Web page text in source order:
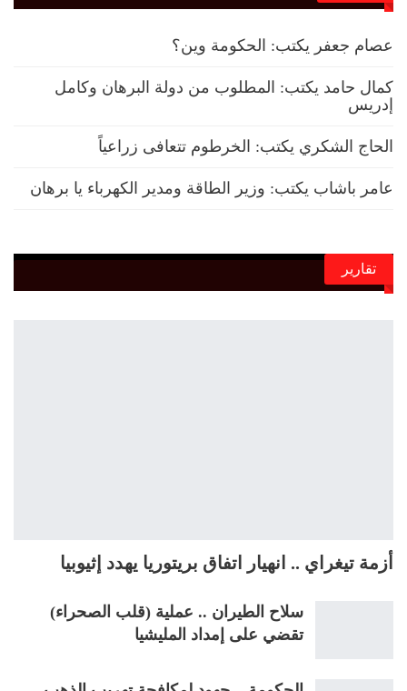
عصام جعفر يكتب: الحكومة وين؟
كمال حامد يكتب: المطلوب من دولة البرهان وكامل
إدريس
الحاج الشكري يكتب: الخرطوم تتعافى زراعياً
عامر باشاب يكتب: وزير الطاقة ومدير الكهرباء يا برهان
تقارير
أزمة تيغراي .. انهيار اتفاق بريتوريا يهدد إثيوبيا
سلاح الطيران .. عملية (قلب الصحراء)
تقضي على إمداد المليشيا